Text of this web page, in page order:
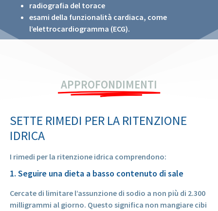
radiografia del torace
esami della funzionalità cardiaca, come
l’elettrocardiogramma (ECG).
APPROFONDIMENTI
SETTE RIMEDI PER LA RITENZIONE
IDRICA
I rimedi per la ritenzione idrica comprendono:
1. Seguire una dieta a basso contenuto di sale
Cercate di limitare l’assunzione di sodio a non più di 2.300
milligrammi al giorno. Questo significa non mangiare cibi